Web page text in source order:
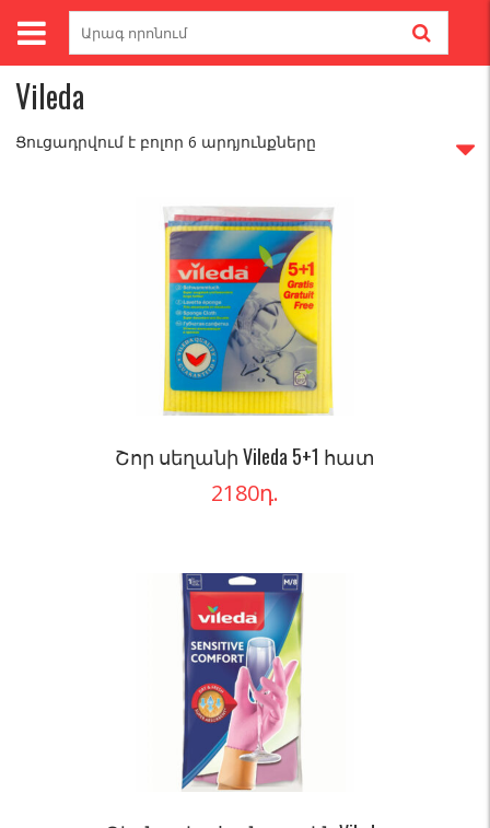
Search
Գլխավոր / Brands / Vileda
Vileda
Ցուցադրվում է բոլոր 6 արդյունքները
Շոր սեղանի Vileda 5+1 հատ
2180դ.